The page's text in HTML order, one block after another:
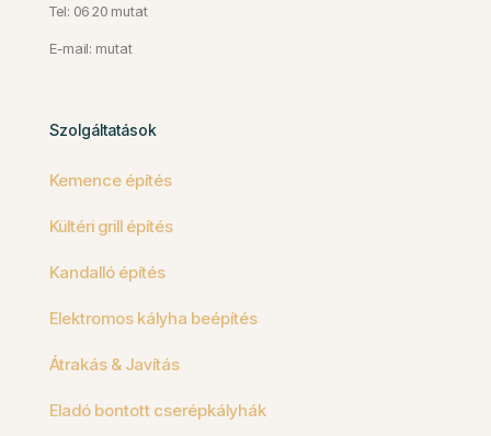
Tel: 06 20 mutat
E-mail: mutat
Szolgáltatások
Kemence építés
Kültéri grill építés
Kandalló építés
Elektromos kályha beépítés
Átrakás & Javítás
Eladó bontott cserépkályhák